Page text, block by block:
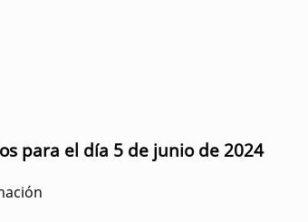
para el día 5 de junio de 2024